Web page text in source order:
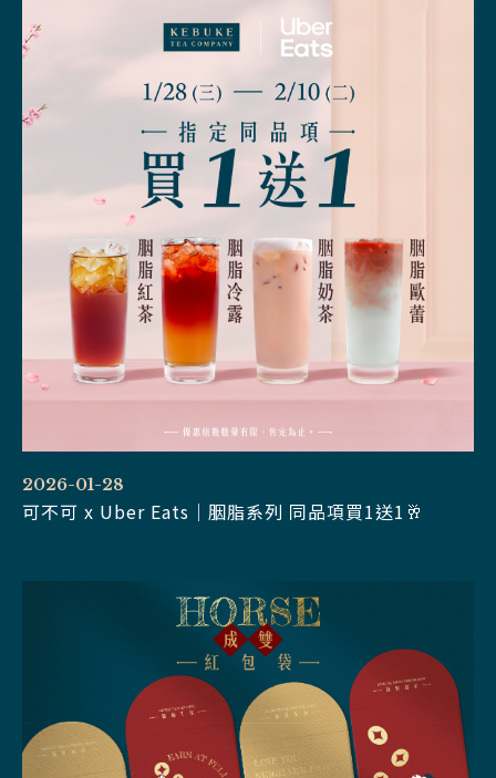
2026-01-28
可不可 x Uber Eats｜胭脂系列 同品項買1送1🥂